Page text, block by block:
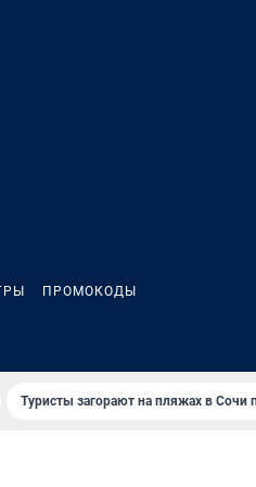
ПРОМОКОДЫ
Туристы загорают на пляжах в Сочи